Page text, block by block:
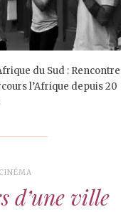
du Sud : Rencontre
l’Afrique depuis 20
CINÉMA
d’une ville